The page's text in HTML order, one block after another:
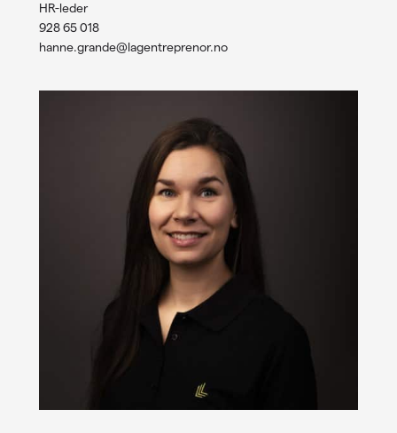
HR-leder
928 65 018
hanne.grande@lagentreprenor.no